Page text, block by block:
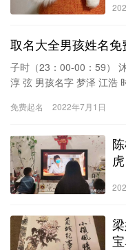
取名大全男孩姓名免
子时（23：00-00：59）
淳 弦 男孩名字 梦泽 江浩
免费起名 2022年7月1日
虎